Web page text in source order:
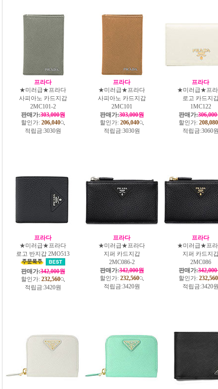
프라다
★미러급★프라다
사피아노 카드지갑
2MC101-2
판매가:303,000원
할인가: 206,040
적립금:3030원
프라다
★미러급★프라다
사피아노 카드지갑
2MC101
판매가:303,000원
할인가: 206,040
적립금:3030원
프라다
★미러급★프
로고 카드지
1MC122
판매가:
할인가: 208,080
적립금:3060
프라다
★미러급★프라다
로고 반지갑 2MO513
판매가:342,000원
할인가: 232,560
적립금:3420원
프라다
★미러급★프라다
지퍼 카드지갑
2MC086-2
판매가:342,000원
할인가: 232,560
적립금:3420원
프라다
★미러급★프
지퍼 카드지
2MC086
판매가:
할인가: 232,560
적립금:3420